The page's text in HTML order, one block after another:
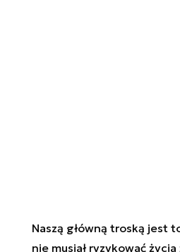
Naszą główną troską jest
nie musiał ryzykować życia